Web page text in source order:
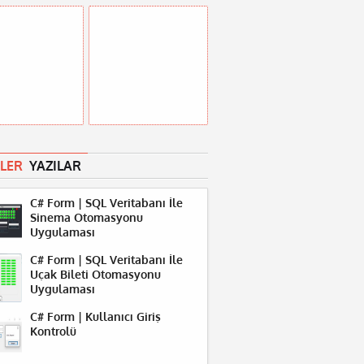
YAZILAR
C# Form | SQL Veritabanı İle
Sinema Otomasyonu
Uygulaması
C# Form | SQL Veritabanı İle
Uçak Bileti Otomasyonu
Uygulaması
C# Form | Kullanıcı Giriş
Kontrolü